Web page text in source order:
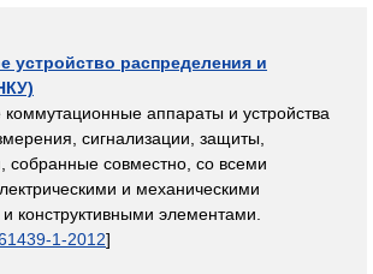
устройство распределения и
коммутационные аппараты и устройства
сигнализации, защиты,
собранные совместно, со всеми
и механическими
конструктивными элементами.
1-2012]